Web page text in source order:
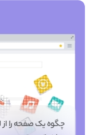
چگوه یک صفحه را